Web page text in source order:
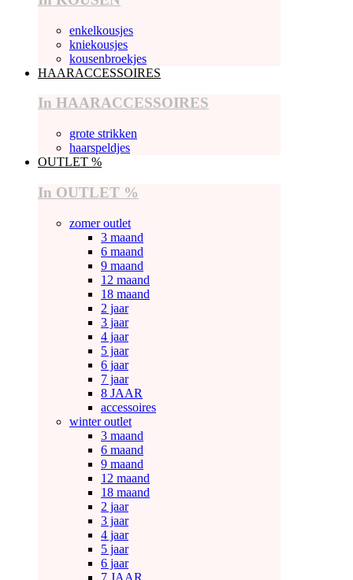
enkelkousjes
kniekousjes
kousenbroekjes
HAARACCESSOIRES
In HAARACCESSOIRES
grote strikken
haarspeldjes
OUTLET %
In OUTLET %
zomer outlet
3 maand
6 maand
9 maand
12 maand
18 maand
2 jaar
3 jaar
4 jaar
5 jaar
6 jaar
7 jaar
8 JAAR
accessoires
winter outlet
3 maand
6 maand
9 maand
12 maand
18 maand
2 jaar
3 jaar
4 jaar
5 jaar
6 jaar
7 JAAR